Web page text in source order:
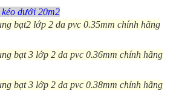
dưới 20m2
bạt2 lớp 2 da pvc 0.35mm chính hãng
bạt 3 lớp 2 da pvc 0.36mm chính hãng
bạt 3 lớp 2 da pvc 0.38mm chính hãng